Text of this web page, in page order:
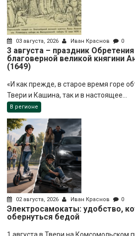
03 августа, 2026 Иван Краснов 0
3 августа – праздник
благоверной великой княгини
(1649)
«И как прежде, в старое время горе
Твери и Кашина, так и в настоящее...
В регионе
02 августа, 2026 Иван Краснов 0
Электросамокаты: удобство,
обернуться бедой
1 августа в Твери на Комсомольском